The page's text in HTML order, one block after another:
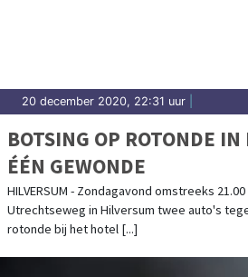
20 december 2020, 22:31 uur
BOTSING OP ROTONDE
ÉÉN GEWONDE
HILVERSUM - Zondagavond omstreeks
Utrechtseweg in Hilversum twee auto's
rotonde bij het hotel [...]